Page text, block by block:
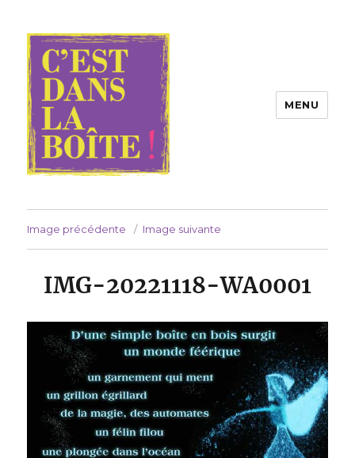
MENU
Image précédente Image suivante
IMG-20221118-WA0001